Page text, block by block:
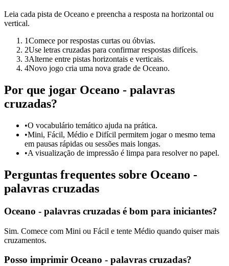
Leia cada pista de Oceano e preencha a resposta na horizontal ou
vertical.
1Comece por respostas curtas ou óbvias.
2Use letras cruzadas para confirmar respostas difíceis.
3Alterne entre pistas horizontais e verticais.
4Novo jogo cria uma nova grade de Oceano.
Por que jogar Oceano - palavras
cruzadas?
•O vocabulário temático ajuda na prática.
•Mini, Fácil, Médio e Difícil permitem jogar o mesmo tema
em pausas rápidas ou sessões mais longas.
•A visualização de impressão é limpa para resolver no papel.
Perguntas frequentes sobre Oceano -
palavras cruzadas
Oceano - palavras cruzadas é bom para iniciantes?
Sim. Comece com Mini ou Fácil e tente Médio quando quiser mais
cruzamentos.
Posso imprimir Oceano - palavras cruzadas?